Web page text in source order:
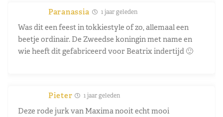
Paranassia 1 jaar geleden
Was dit een feest in tokkiestyle of zo, allemaal een
beetje ordinair. De Zweedse koningin met name en
wie heeft dit gefabriceerd voor Beatrix indertijd 🙂
Pieter 1 jaar geleden
Deze rode jurk van Maxima nooit echt mooi